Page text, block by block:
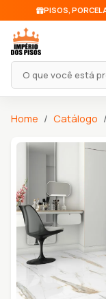
PISOS,
Pesquisar produto
Home Catálogo